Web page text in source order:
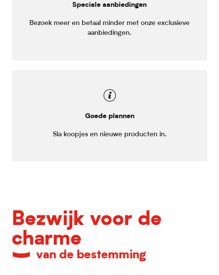
Speciale aanbiedingen
Bezoek meer en betaal minder met onze exclusieve
aanbiedingen.
Goede plannen
Sla koopjes en nieuwe producten in.
Bezwijk voor de
charme
van de bestemming